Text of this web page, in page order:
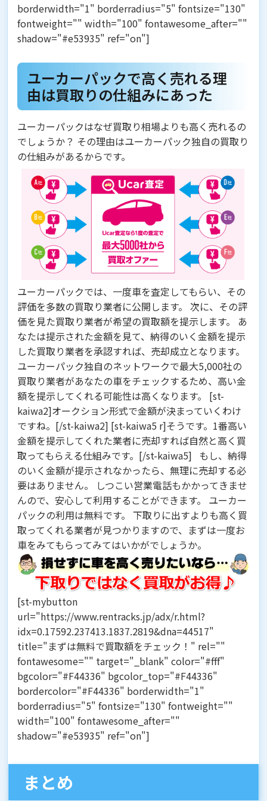
borderwidth="1" borderradius="5" fontsize="130"
fontweight="" width="100" fontawesome_after=""
shadow="#e53935" ref="on"]
ユーカーパックで高く売れる理
由は買取りの仕組みにあった
ユーカーパックはなぜ買取り相場よりも高く売れるの
でしょうか？ その理由はユーカーパック独自の買取り
の仕組みがあるからです。
ユーカーパックでは、一度車を査定してもらい、その
評価を多数の買取り業者に公開します。 次に、その評
価を見た買取り業者が希望の買取額を提示します。 あ
なたは提示された金額を見て、 納得のいく金額を提示
した買取り業者を承認すれば、売却成立となります。
ユーカーパック独自のネットワークで最大5,000社の
買取り業者があなたの車をチェックするため、高い金
額を提示してくれる可能性は高くなります。 [st-
kaiwa2]オークション形式で金額が決まっていくわけ
ですね。[/st-kaiwa2] [st-kaiwa5 r]そうです。1番高い
金額を提示してくれた業者に売却すれば自然と高く買
取ってもらえる仕組みです。[/st-kaiwa5] もし、 納得
のいく金額が提示されなかったら、無理に売却する必
要はありません。
しつこい営業電話もかかってきませ
んので、安心して利用することができます。 ユーカー
パックの利用は無料です。 下取りに出すよりも高く買
取ってくれる業者が見つかりますので、まずは一度お
車をみてもらってみてはいかがでしょうか。
[st-mybutton
url="https://www.rentracks.jp/adx/r.html?
idx=0.17592.237413.1837.2819&dna=44517"
title="まずは無料で買取額をチェック！" rel=""
fontawesome="" target="_blank" color="#fff"
bgcolor="#F44336" bgcolor_top="#F44336"
bordercolor="#F44336" borderwidth="1"
borderradius="5" fontsize="130" fontweight=""
width="100" fontawesome_after=""
shadow="#e53935" ref="on"]
まとめ